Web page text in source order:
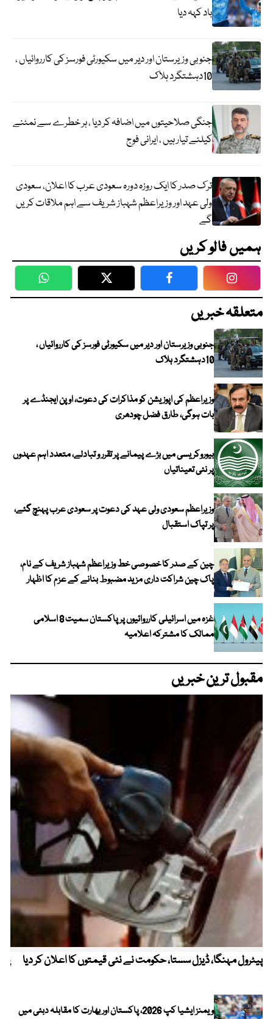
باد کہہ دیا
جنوبی وزیرستان اور دیر میں سکیورٹی فورسز کی کارروائیاں ،
10دہشتگرد ہلاک
جنگی صلاحیتوں میں اضافہ کر دیا ، ہر خطرے سے نمٹنے
کیلئے تیار ہیں ، ایرانی فوج
ترک صدر کا ایک روزہ دورہ سعودی عرب کا اعلان، سعودی
ولی عہد اور وزیراعظم شہباز شریف سے اہم ملاقات کریں
گے
ہمیں فالو کریں
WhatsApp Twitter Facebook
متعلقہ خبریں
جنوبی وزیرستان اور دیر میں سکیورٹی فورسز کی کارروائیاں ،
10دہشتگرد ہلاک
وزیراعظم کی اپوزیشن کو مذاکرات کی دعوت، اوپن ایجنڈے پر
بات ہوگی، طارق فضل چودھری
بیوروکریسی میں بڑے پیمانے پر تقرر و تبادلے، متعدد اہم عہدوں
پر نئی تعیناتیاں
وزیراعظم سعودی ولی عہد کی دعوت پر سعودی عرب پہنچ گئے،
پر تپاک استقبال
چین کے صدر کا خصوصی خط وزیراعظم شہباز شریف کے نام،
پاک چین شراکت داری مزید مضبوط بنانے کے عزم کا اظہار
غزہ میں اسرائیلی کارروائیوں پر پاکستان سمیت 8 اسلامی
ممالک کا مشترکہ اعلامیہ
مقبول ترین خبریں
پیٹرول مہنگا، ڈیزل سستا، حکومت نے نئی قیمتوں کا اعلان کر دیا
ویمنز ایشیا کپ 2026، پاکستان اور بھارت کا مقابلہ دبئی میں